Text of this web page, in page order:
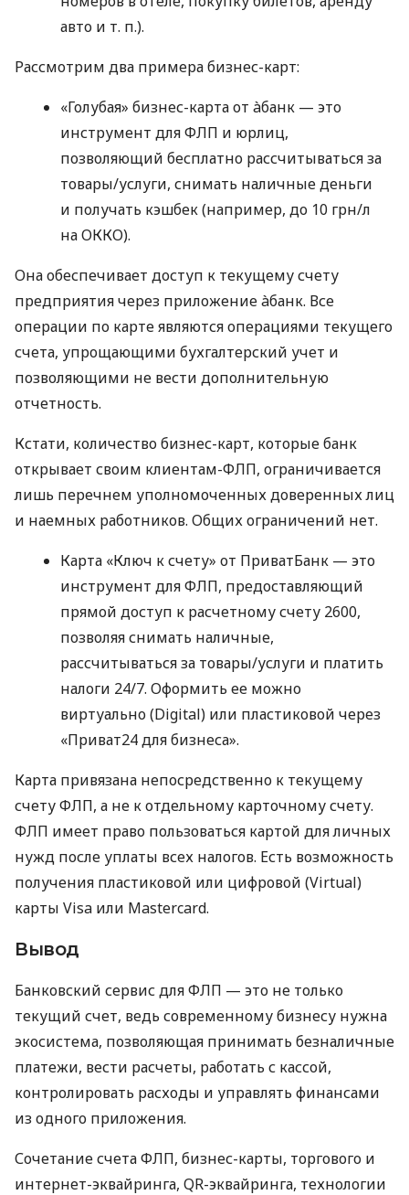
авто и т. п.).
Рассмотрим два примера бизнес-карт:
«Голубая» бизнес-карта от àбанк — это
инструмент для ФЛП и юрлиц,
позволяющий бесплатно рассчитываться за
товары/услуги, снимать наличные деньги
и получать кэшбек (например, до 10 грн/л
на ОККО).
Она обеспечивает доступ к текущему счету
предприятия через приложение àбанк. Все
операции по карте являются операциями текущего
счета, упрощающими бухгалтерский учет и
позволяющими не вести дополнительную
отчетность.
Кстати, количество бизнес-карт, которые банк
открывает своим клиентам-ФЛП, ограничивается
лишь перечнем уполномоченных доверенных лиц
и наемных работников. Общих ограничений нет.
Карта «Ключ к счету» от ПриватБанк — это
инструмент для ФЛП, предоставляющий
прямой доступ к расчетному счету 2600,
позволяя снимать наличные,
рассчитываться за товары/услуги и платить
налоги 24/7. Оформить ее можно
виртуально (Digital) или пластиковой через
«Приват24 для бизнеса».
Карта привязана непосредственно к текущему
счету ФЛП, а не к отдельному карточному счету.
ФЛП имеет право пользоваться картой для личных
нужд после уплаты всех налогов. Есть возможность
получения пластиковой или цифровой (Virtual)
карты Visa или Mastercard.
Вывод
Банковский сервис для ФЛП — это не только
текущий счет, ведь современному бизнесу нужна
экосистема, позволяющая принимать безналичные
платежи, вести расчеты, работать с кассой,
контролировать расходы и управлять финансами
из одного приложения.
Сочетание счета ФЛП, бизнес-карты, торгового и
интернет-эквайринга, QR-эквайринга, технологии